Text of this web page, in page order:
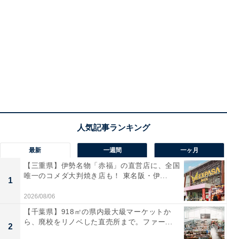
最新 一週間 一ヶ月
1
【三重県】伊勢名物「赤福」の直営店に、全国
唯一のコメダ大判焼き店も！ 東名阪・伊...
2026/08/06
2
【千葉県】918㎡の県内最大級マーケットか
ら、廃校をリノベした直売所まで。ファー...